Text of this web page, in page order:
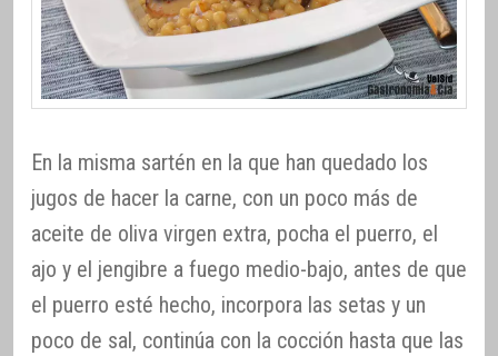
En la misma sartén en la que han quedado los
jugos de hacer la carne, con un poco más de
aceite de oliva virgen extra, pocha el puerro, el
ajo y el jengibre a fuego medio-bajo, antes de que
el puerro esté hecho, incorpora las setas y un
poco de sal, continúa con la cocción hasta que las